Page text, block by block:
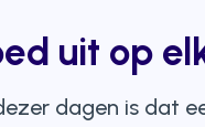
uit op
dagen is dat